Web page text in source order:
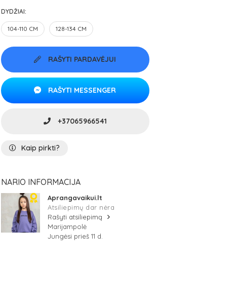
DYDŽIAI:
104-110 CM 128-134 CM
RAŠYTI PARDAVĖJUI
RAŠYTI MESSENGER
+37065966541
Kaip pirkti?
NARIO INFORMACIJA
Aprangavaikui.lt
Atsiliepimų dar nėra
Rašyti atsiliepimą
Marijampolė
Jungėsi prieš 11 d.